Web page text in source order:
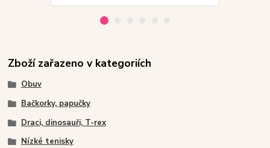
Zboží zařazeno v kategoriích
Obuv
Bačkorky, papučky
Draci, dinosauři, T-rex
Nízké tenisky